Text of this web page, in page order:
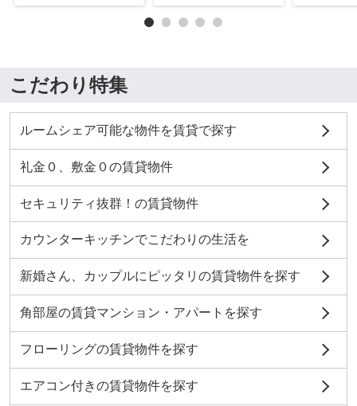
こだわり特集
ルームシェア可能な物件を賃貸で探す
礼金０、敷金０の賃貸物件
セキュリティ抜群！の賃貸物件
カウンターキッチンでこだわりの生活を
新婚さん、カップルにピッタリの賃貸物件を探す
角部屋の賃貸マンション・アパートを探す
フローリングの賃貸物件を探す
エアコン付きの賃貸物件を探す